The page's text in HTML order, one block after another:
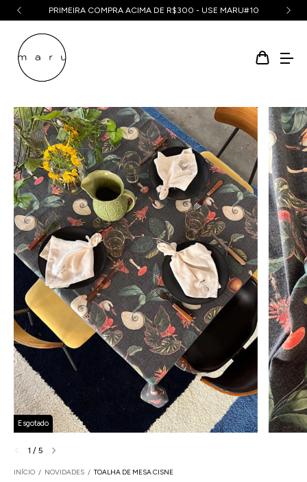
PRIMEIRA COMPRA ACIMA DE R$300 - USE MARU#10
Esgotado
1 / 5
INÍCIO / NOVIDADES / TOALHA DE MESA CISNE